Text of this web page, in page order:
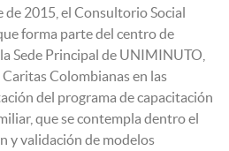
de 2015, el Consultorio Social
forma parte del centro de
Sede Principal de UNIMINUTO,
Colombianas en las
del programa de capacitación
que se contempla dentro el
y validación de modelos